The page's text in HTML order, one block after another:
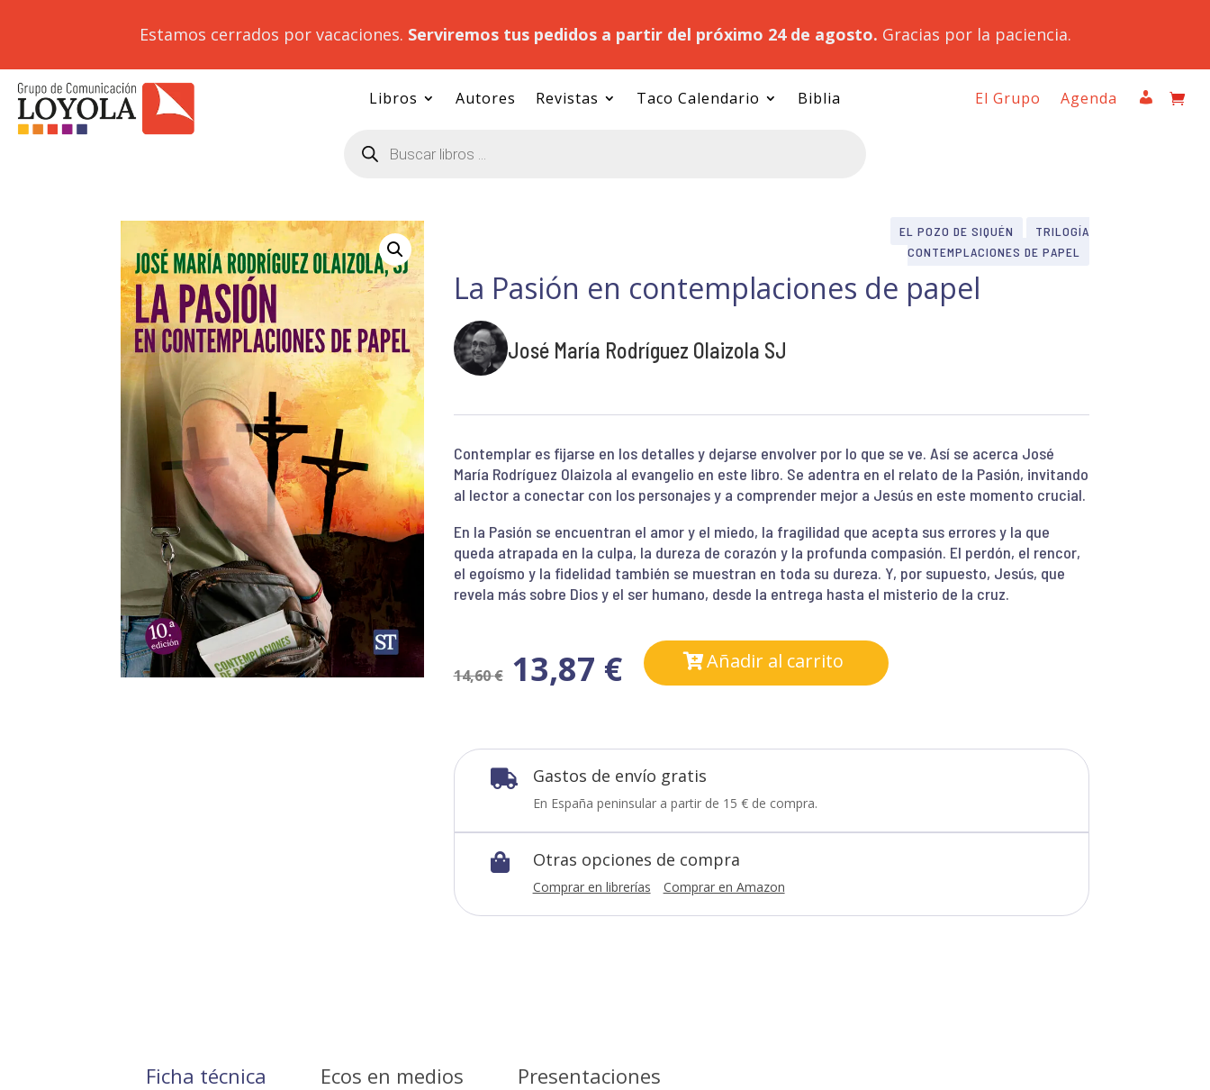
Estamos cerrados por vacaciones. Serviremos tus pedidos a partir del próximo 24 de agosto. Gracias por la paciencia.
Libros Autores Revistas Taco Calendario Biblia
productos
El Grupo Agenda
EL POZO DE SIQUÉN
TRILOGÍA
CONTEMPLACIONES DE PAPEL
La Pasión en contemplaciones de papel
José María Rodríguez Olaizola SJ
Contemplar es fijarse en los detalles y dejarse envolver por lo que se ve. Así se acerca José
María Rodríguez Olaizola al evangelio en este libro. Se adentra en el relato de la Pasión, invitando
al lector a conectar con los personajes y a comprender mejor a Jesús en este momento crucial.
En la Pasión se encuentran el amor y el miedo, la fragilidad que acepta sus errores y la que
queda atrapada en la culpa, la dureza de corazón y la profunda compasión. El perdón, el rencor,
el egoísmo y la fidelidad también se muestran en toda su dureza. Y, por supuesto, Jesús, que
revela más sobre Dios y el ser humano, desde la entrega hasta el misterio de la cruz.
14,60€ 13,87 € Añadir al carrito
 Gastos de envío gratis
En España peninsular a partir de 15 € de compra.
 Otras opciones de compra
Comprar en librerías Comprar en Amazon
Ficha técnica Ecos en medios Presentaciones